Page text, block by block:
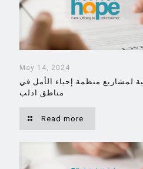
May 14, 2024
لمشاريع منظمة إحياء الأمل في
مناطق ادلب
Read more